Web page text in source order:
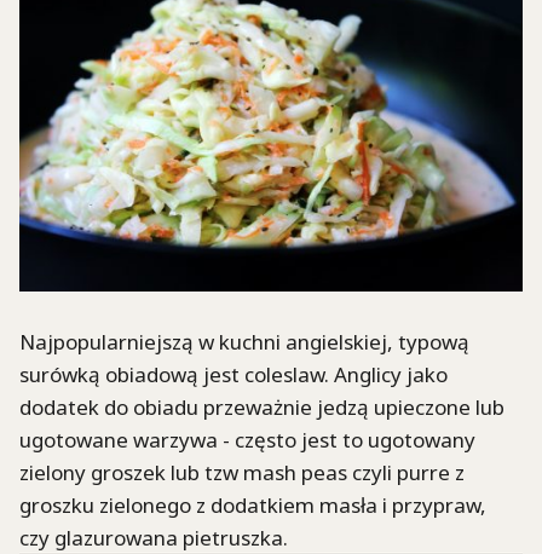
Najpopularniejszą w kuchni angielskiej, typową
surówką obiadową jest coleslaw. Anglicy jako
dodatek do obiadu przeważnie jedzą upieczone lub
ugotowane warzywa - często jest to ugotowany
zielony groszek lub tzw mash peas czyli purre z
groszku zielonego z dodatkiem masła i przypraw,
czy glazurowana pietruszka.